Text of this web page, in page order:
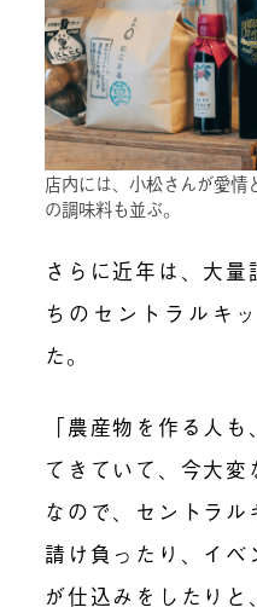
店内には、小松さんが愛情
の調味料も並ぶ。
さらに近年は、大
ちのセントラルキ
た。
「農産物を作る人
てきていて、今大変
なので、セントラル
請け負ったり、イベ
が仕込みをしたり